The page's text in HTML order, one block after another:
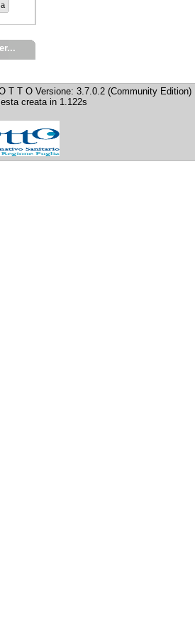
T T O Versione: 3.7.0.2 (Community Edition)
creata in 1.122s